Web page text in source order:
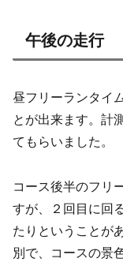
午後の走行
昼フリーランタイ
とが出来ます。計
てもらいました。
コース後半のフリ
すが、２回目に回
たりということが
別で、コースの景